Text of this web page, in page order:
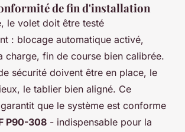
de fin d'installation
le volet doit être testé
: blocage automatique activé,
charge, fin de course bien calibrée.
sécurité doivent être en place, le
le tablier bien aligné. Ce
que le système est conforme
P90-308 - indispensable pour la